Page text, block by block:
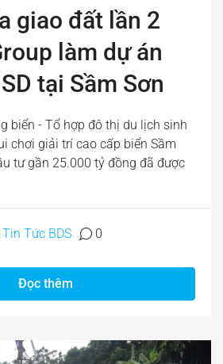
giao đất lần 2
làm dự án
tại Sầm Sơn
biển - Tổ hợp đô thị du lịch sinh
chơi giải trí cao cấp biển Sầm
tư gần 25.000 tỷ đồng đã được
Tin Tức BDS 0
Đọc thêm